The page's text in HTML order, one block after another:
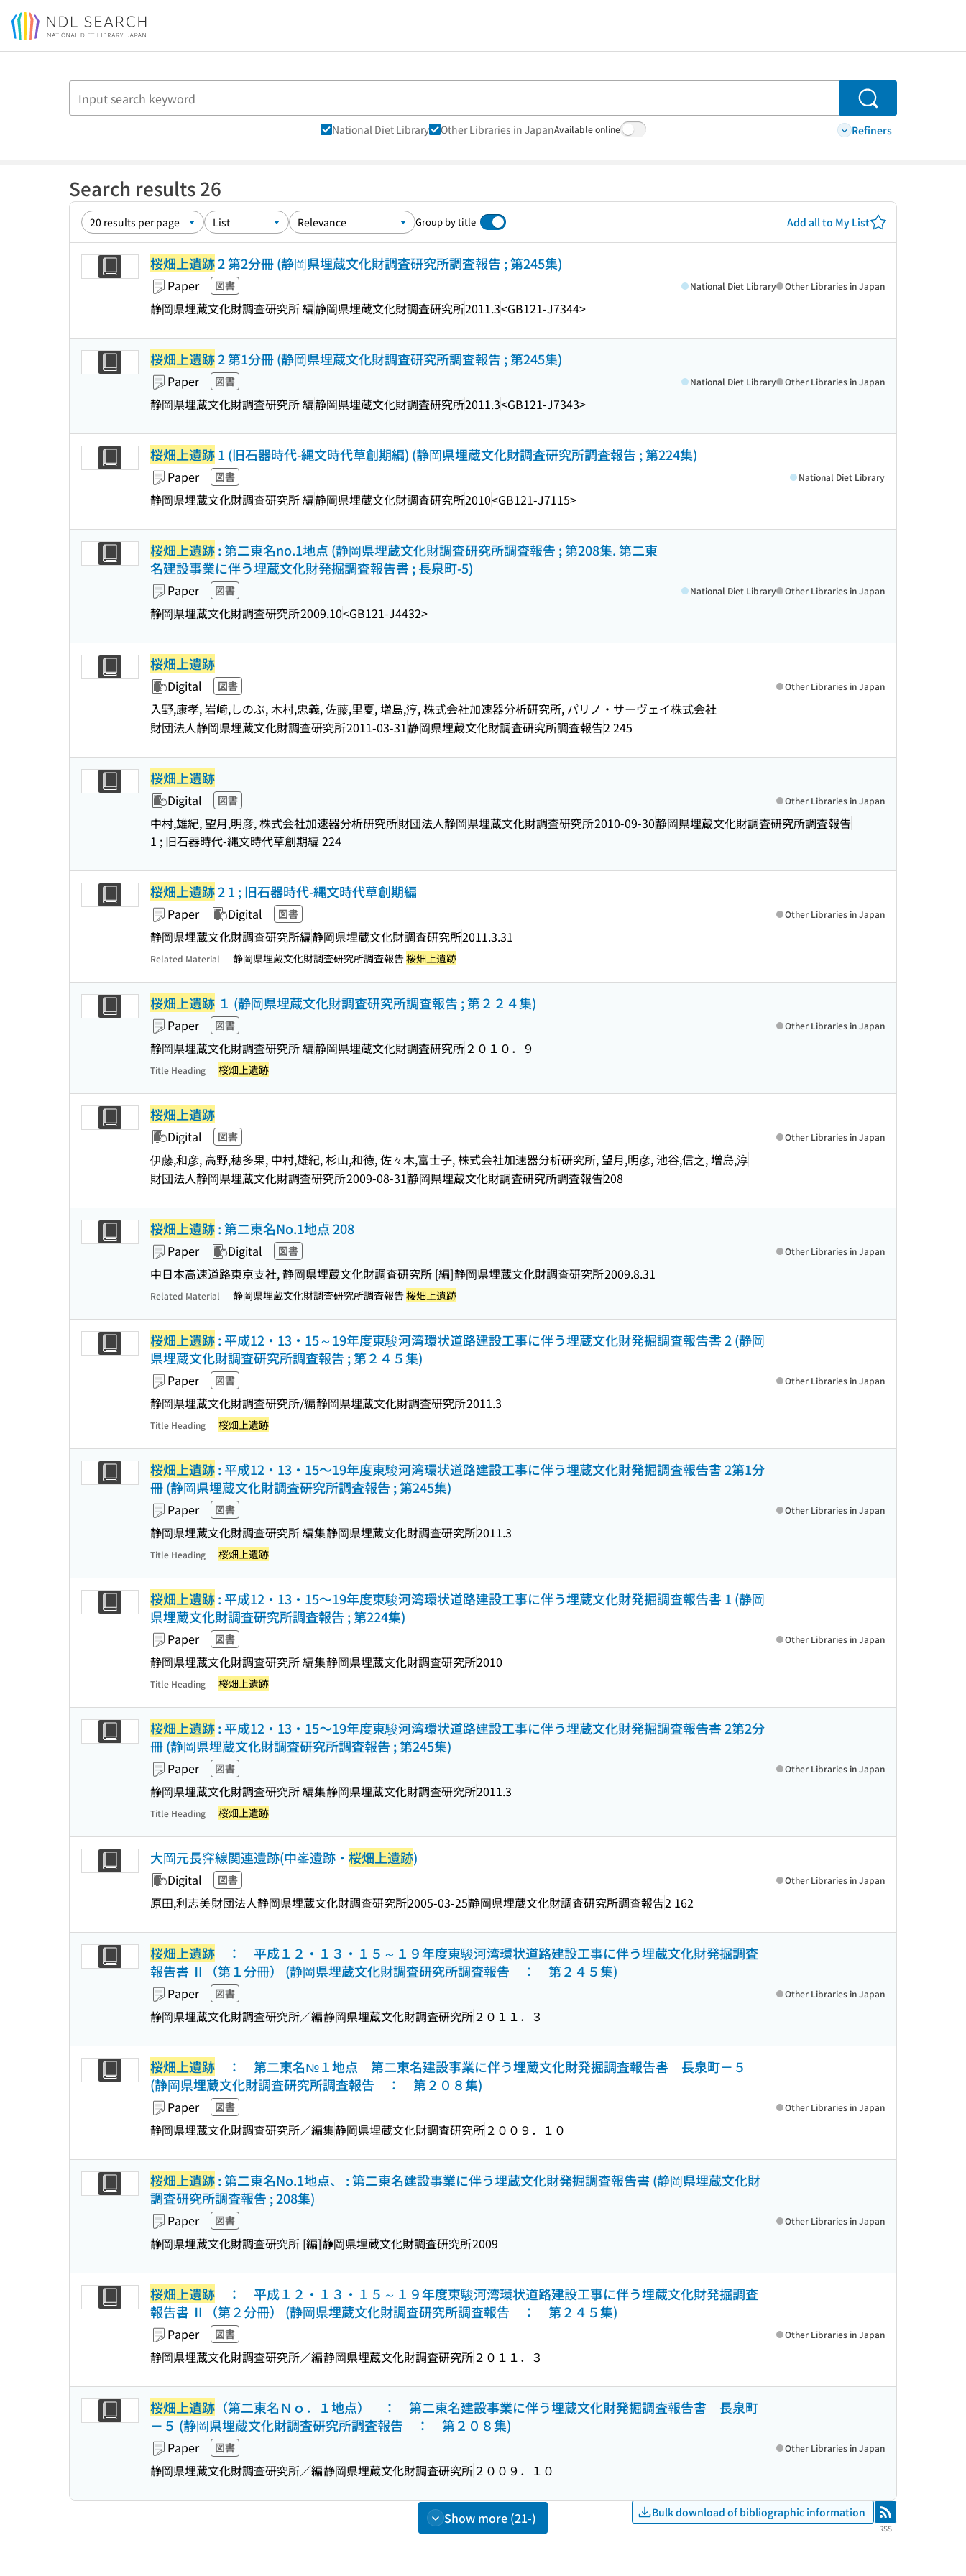
Jump to main content
Search
National Diet Library Other Libraries in JapanAvailable online Refiners
Search results 26
Group by title Add all to My List
桜畑上遺跡2 第2分冊 (静岡県埋蔵文化財調査研究所調査報告 ; 第245集)
Paper 図書
静岡県埋蔵文化財調査研究所 編静岡県埋蔵文化財調査研究所2011.3<GB121-J7344>
National Diet Library Other Libraries in Japan
桜畑上遺跡2 第1分冊 (静岡県埋蔵文化財調査研究所調査報告 ; 第245集)
Paper 図書
静岡県埋蔵文化財調査研究所 編静岡県埋蔵文化財調査研究所2011.3<GB121-J7343>
National Diet Library Other Libraries in Japan
桜畑上遺跡1 (旧石器時代-縄文時代草創期編) (静岡県埋蔵文化財調査研究所調査報告 ; 第224集)
Paper 図書
静岡県埋蔵文化財調査研究所 編静岡県埋蔵文化財調査研究所2010<GB121-J7115>
National Diet Library
桜畑上遺跡: 第二東名no.1地点 (静岡県埋蔵文化財調査研究所調査報告 ; 第208集. 第二東
名建設事業に伴う埋蔵文化財発掘調査報告書 ; 長泉町-5)
Paper 図書
静岡県埋蔵文化財調査研究所2009.10<GB121-J4432>
National Diet Library Other Libraries in Japan
桜畑上遺跡
Digital 図書
入野,康孝, 岩崎,しのぶ, 木村,忠義, 佐藤,里夏, 増島,淳, 株式会社加速器分析研究所, パリノ・サーヴェイ株式会社
財団法人静岡県埋蔵文化財調査研究所2011-03-31静岡県埋蔵文化財調査研究所調査報告2 245
Other Libraries in Japan
桜畑上遺跡
Digital 図書
中村,雄紀, 望月,明彦, 株式会社加速器分析研究所財団法人静岡県埋蔵文化財調査研究所2010-09-30静岡県埋蔵文化財調査研究所調査報告
1 ; 旧石器時代-縄文時代草創期編 224
Other Libraries in Japan
桜畑上遺跡2 1 ; 旧石器時代-縄文時代草創期編
Paper Digital 図書
静岡県埋蔵文化財調査研究所編静岡県埋蔵文化財調査研究所2011.3.31
Other Libraries in Japan
Related Material 静岡県埋蔵文化財調査研究所調査報告桜畑上遺跡
桜畑上遺跡 １ (静岡県埋蔵文化財調査研究所調査報告 ; 第２２４集)
Paper 図書
静岡県埋蔵文化財調査研究所 編静岡県埋蔵文化財調査研究所 ２０１０．９
Other Libraries in Japan
Title Heading 桜畑上遺跡
桜畑上遺跡
Digital 図書
伊藤,和彦, 高野,穂多果, 中村,雄紀, 杉山,和徳, 佐々木,富士子, 株式会社加速器分析研究所, 望月,明彦, 池谷,信之, 増島,淳
財団法人静岡県埋蔵文化財調査研究所2009-08-31静岡県埋蔵文化財調査研究所調査報告208
Other Libraries in Japan
桜畑上遺跡: 第二東名No.1地点 208
Paper Digital 図書
中日本高速道路東京支社, 静岡県埋蔵文化財調査研究所 [編]静岡県埋蔵文化財調査研究所2009.8.31
Other Libraries in Japan
Related Material 静岡県埋蔵文化財調査研究所調査報告桜畑上遺跡
桜畑上遺跡: 平成12・13・15～19年度東駿河湾環状道路建設工事に伴う埋蔵文化財発掘調査報告書 2 (静岡
県埋蔵文化財調査研究所調査報告 ; 第２４５集)
Paper 図書
静岡県埋蔵文化財調査研究所/編静岡県埋蔵文化財調査研究所2011.3
Other Libraries in Japan
Title Heading 桜畑上遺跡
桜畑上遺跡: 平成12・13・15〜19年度東駿河湾環状道路建設工事に伴う埋蔵文化財発掘調査報告書 2第1分
冊 (静岡県埋蔵文化財調査研究所調査報告 ; 第245集)
Paper 図書
静岡県埋蔵文化財調査研究所 編集静岡県埋蔵文化財調査研究所2011.3
Other Libraries in Japan
Title Heading 桜畑上遺跡
桜畑上遺跡: 平成12・13・15〜19年度東駿河湾環状道路建設工事に伴う埋蔵文化財発掘調査報告書 1 (静岡
県埋蔵文化財調査研究所調査報告 ; 第224集)
Paper 図書
静岡県埋蔵文化財調査研究所 編集静岡県埋蔵文化財調査研究所2010
Other Libraries in Japan
Title Heading 桜畑上遺跡
桜畑上遺跡: 平成12・13・15〜19年度東駿河湾環状道路建設工事に伴う埋蔵文化財発掘調査報告書 2第2分
冊 (静岡県埋蔵文化財調査研究所調査報告 ; 第245集)
Paper 図書
静岡県埋蔵文化財調査研究所 編集静岡県埋蔵文化財調査研究所2011.3
Other Libraries in Japan
Title Heading 桜畑上遺跡
大岡元長窪線関連遺跡(中峯遺跡・ 桜畑上遺跡)
Digital 図書
原田,利志美財団法人静岡県埋蔵文化財調査研究所2005-03-25静岡県埋蔵文化財調査研究所調査報告2 162
Other Libraries in Japan
桜畑上遺跡 ： 平成１２・１３・１５～１９年度東駿河湾環状道路建設工事に伴う埋蔵文化財発掘調査
報告書 Ⅱ（第１分冊） (静岡県埋蔵文化財調査研究所調査報告 ： 第２４５集)
Paper 図書
静岡県埋蔵文化財調査研究所／編静岡県埋蔵文化財調査研究所 ２０１１．３
Other Libraries in Japan
桜畑上遺跡 ： 第二東名№１地点 第二東名建設事業に伴う埋蔵文化財発掘調査報告書 長泉町－５
(静岡県埋蔵文化財調査研究所調査報告 ： 第２０８集)
Paper 図書
静岡県埋蔵文化財調査研究所／編集静岡県埋蔵文化財調査研究所 ２００９．１０
Other Libraries in Japan
桜畑上遺跡: 第二東名No.1地点、 : 第二東名建設事業に伴う埋蔵文化財発掘調査報告書 (静岡県埋蔵文化財
調査研究所調査報告 ; 208集)
Paper 図書
静岡県埋蔵文化財調査研究所 [編]静岡県埋蔵文化財調査研究所2009
Other Libraries in Japan
桜畑上遺跡 ： 平成１２・１３・１５～１９年度東駿河湾環状道路建設工事に伴う埋蔵文化財発掘調査
報告書 Ⅱ（第２分冊） (静岡県埋蔵文化財調査研究所調査報告 ： 第２４５集)
Paper 図書
静岡県埋蔵文化財調査研究所／編静岡県埋蔵文化財調査研究所 ２０１１．３
Other Libraries in Japan
桜畑上遺跡 （第二東名Ｎｏ．１地点） ： 第二東名建設事業に伴う埋蔵文化財発掘調査報告書 長泉町
－５ (静岡県埋蔵文化財調査研究所調査報告 ： 第２０８集)
Paper 図書
静岡県埋蔵文化財調査研究所／編静岡県埋蔵文化財調査研究所 ２００９．１０
Other Libraries in Japan
Show more (21-) Bulk download of bibliographic information RSS
RSS